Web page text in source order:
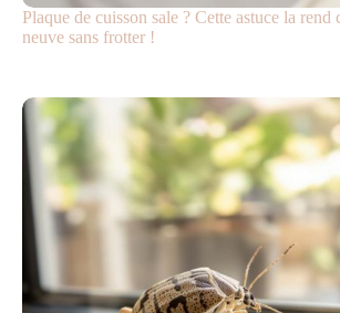
Plaque de cuisson sale ? Cette astuce la rend
neuve sans frotter !